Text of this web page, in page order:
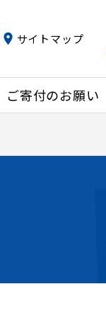
ご寄付のお願い
サイトマップ